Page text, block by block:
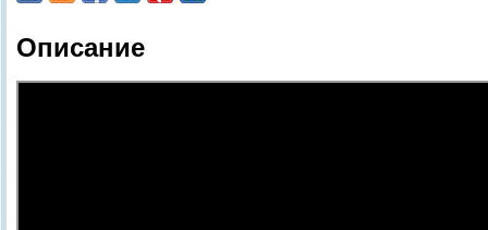
Описание